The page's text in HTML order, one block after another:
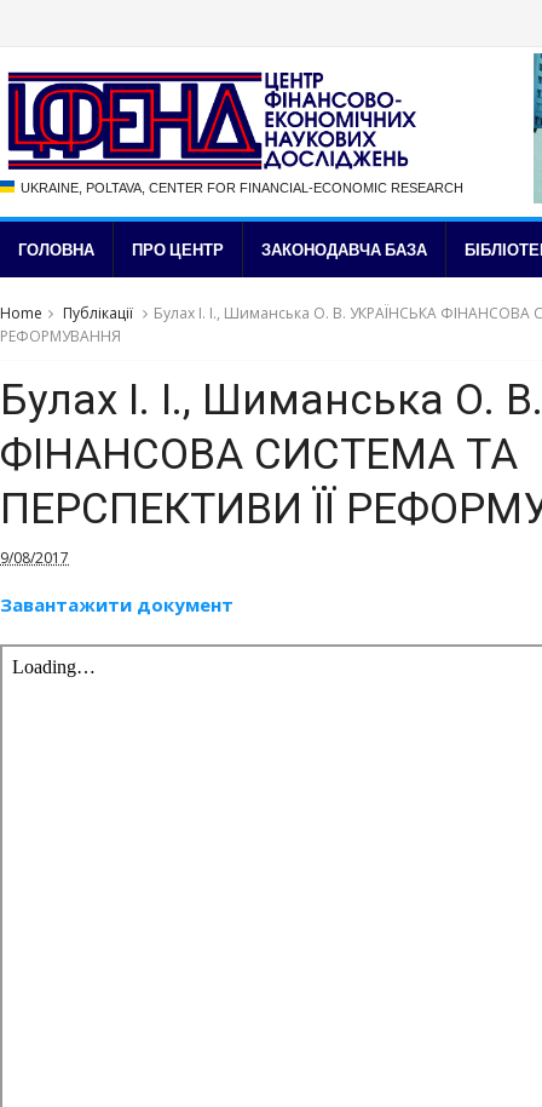
UKRAINE, POLTAVA, CENTER FOR FINANCIAL-ECONOMIC RESEARCH
ГОЛОВНА ПРО ЦЕНТР ЗАКОНОДАВЧА БАЗА
Home Публікації
Булах І. І., Шиманська О. В. УКРАЇНСЬКА ФІНАНСОВА
РЕФОРМУВАННЯ
Булах І. І., Шиманська О.
ФІНАНСОВА СИСТЕМА ТА
ПЕРСПЕКТИВИ ЇЇ
9/08/2017
Завантажити документ